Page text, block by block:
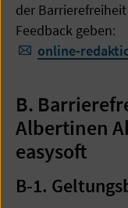
der
Feedback geben:
online-
B.
Albertinen
easysoft
B-1.